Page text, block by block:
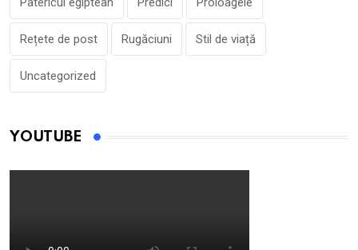
Rețete de post Rugăciuni Stil de viață
Uncategorized
YOUTUBE